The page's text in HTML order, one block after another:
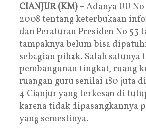
CIANJUR (KM)– Adanya UU
2008 tentang keterbukaan
dan Peraturan Presiden No 53
tampaknya belum bisa
sebagian pihak. Salah
pembangunan tingkat, ruang
ruangan guru senilai 180 juta
4 Cianjur yang terkesan di
karena tidak dipasangkannya
yang semestinya.